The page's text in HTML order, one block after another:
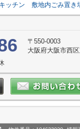
ッチン 敷地内ごみ置き
〒550-0003
大阪府大阪市西